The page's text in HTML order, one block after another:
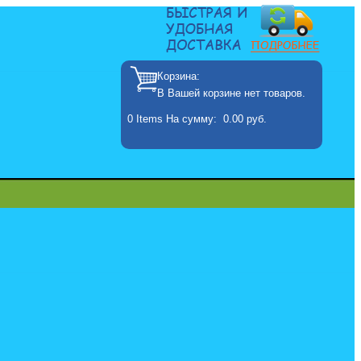
Корзина:
В Вашей корзине нет товаров.
0 Items На сумму: 0.00 руб.